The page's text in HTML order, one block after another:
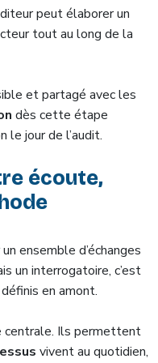
peut élaborer un
tout au long de la
et partagé avec les
dès cette étape
le jour de l’audit.
écoute,
ensemble d’échanges
un interrogatoire, c’est
en amont.
centrale. Ils permettent
vivent au quotidien,